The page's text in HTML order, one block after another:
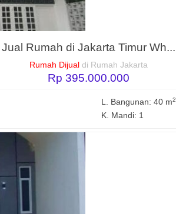
Jual Rumah di Jakarta Timur Wh...
Rumah Dijual di Rumah Jakarta
Rp 395.000.000
L. Bangunan: 40 m2
K. Mandi: 1